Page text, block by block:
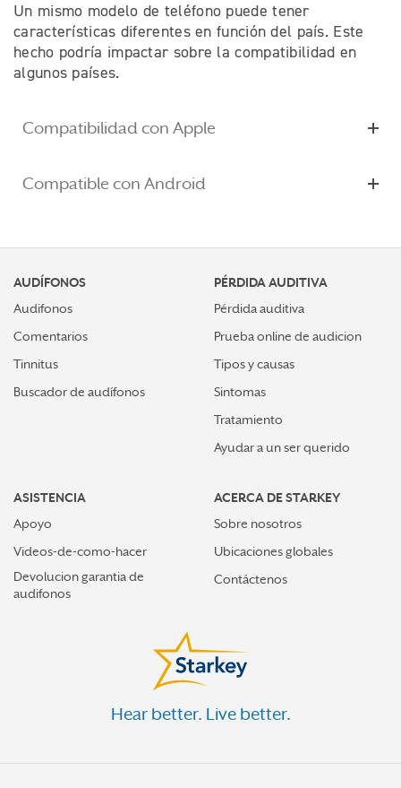
Un mismo modelo de teléfono puede tener
características diferentes en función del país. Este
hecho podría impactar sobre la compatibilidad en
algunos países.
Compatibilidad con Apple
Compatible con Android
AUDÍFONOS
Audifonos
Comentarios
Tinnitus
Buscador de audífonos
PÉRDIDA AUDITIVA
Pérdida auditiva
Prueba online de audicion
Tipos y causas
Sintomas
Tratamiento
Ayudar a un ser querido
ASISTENCIA
Apoyo
Videos-de-como-hacer
Devolucion garantia de
audifonos
ACERCA DE STARKEY
Sobre nosotros
Ubicaciones globales
Contáctenos
Hear better. Live better.